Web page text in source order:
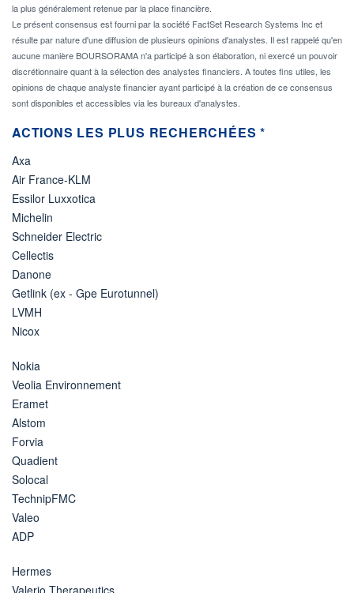
la plus généralement retenue par la place financière.
Le présent consensus est fourni par la société FactSet Research Systems Inc et
résulte par nature d'une diffusion de plusieurs opinions d'analystes. Il est rappelé qu'en
aucune manière BOURSORAMA n'a participé à son élaboration, ni exercé un pouvoir
discrétionnaire quant à la sélection des analystes financiers. A toutes fins utiles, les
opinions de chaque analyste financier ayant participé à la création de ce consensus
sont disponibles et accessibles via les bureaux d'analystes.
ACTIONS LES PLUS RECHERCHÉES *
Axa
Air France-KLM
Essilor Luxxotica
Michelin
Schneider Electric
Cellectis
Danone
Getlink (ex - Gpe Eurotunnel)
LVMH
Nicox
Nokia
Veolia Environnement
Eramet
Alstom
Forvia
Quadient
Solocal
TechnipFMC
Valeo
ADP
Hermes
Valerio Therapeutics